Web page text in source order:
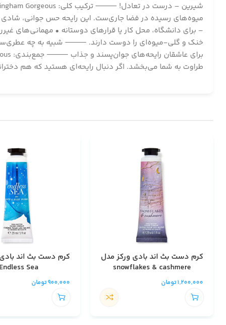
میوه‌های رسیده در فضا جاری‌ست. این رایحه حس جوانی،
– برای دانشگاه، محل کار یا قرارهای دوستانه •
طراوت به شما می‌بخشد. اگر دنبال رایحه‌ای هستید که هم
کرم دست بث اند بادی ورکز مدل
snowflakes & cashmere
1,200,000تومان
کرم دست بث اند
Endless Sea
900,000تومان